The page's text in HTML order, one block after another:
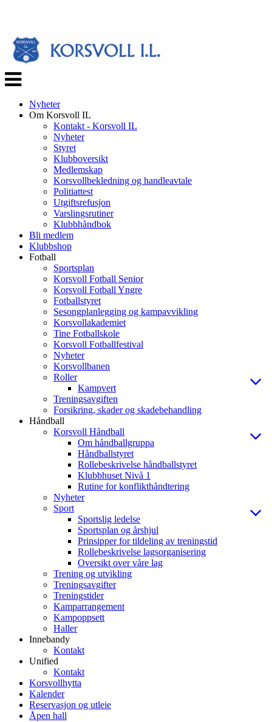
Veksle
navigasjon
Nyheter
Om Korsvoll IL
Kontakt - Korsvoll IL
Nyheter
Styret
Klubboversikt
Medlemskap
Korsvollbekledning og handleavtale
Politiattest
Utgiftsrefusjon
Varslingsrutiner
Klubbhåndbok
Bli medlem
Klubbshop
Fotball
Sportsplan
Korsvoll Fotball Senior
Korsvoll Fotball Yngre
Fotballstyret
Sesongplanlegging og kampavvikling
Korsvollakademiet
Tine Fotballskole
Korsvoll Fotballfestival
Nyheter
Korsvollbanen
Roller
Kampvert
Treningsavgiften
Forsikring, skader og skadebehandling
Håndball
Korsvoll Håndball
Om håndballgruppa
Håndballstyret
Rollebeskrivelse håndballstyret
Klubbhuset Nivå 1
Rutine for konflikthåndtering
Nyheter
Sport
Sportslig ledelse
Sportsplan og årshjul
Prinsipper for tildeling av treningstid
Rollebeskrivelse lagsorganisering
Oversikt over våre lag
Trening og utvikling
Treningsavgifter
Treningstider
Kamparrangement
Kampoppsett
Haller
Innebandy
Kontakt
Unified
Kontakt
Korsvollhytta
Kalender
Reservasjon og utleie
Åpen hall